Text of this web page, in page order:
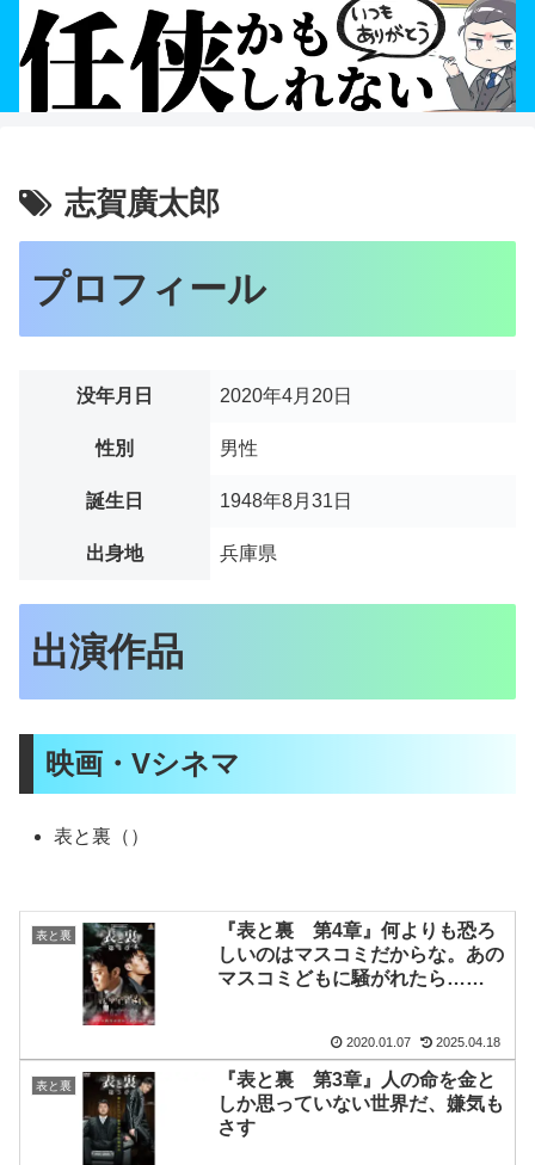
志賀廣太郎
プロフィール
没年月日 2020年4月20日
性別 男性
誕生日 1948年8月31日
出身地 兵庫県
出演作品
映画・Vシネマ
表と裏（）
表と裏
『表と裏 第4章』何よりも恐ろ
しいのはマスコミだからな。あの
マスコミどもに騒がれたら……
2020.01.07 2025.04.18
表と裏
『表と裏 第3章』人の命を金と
しか思っていない世界だ、嫌気も
さす